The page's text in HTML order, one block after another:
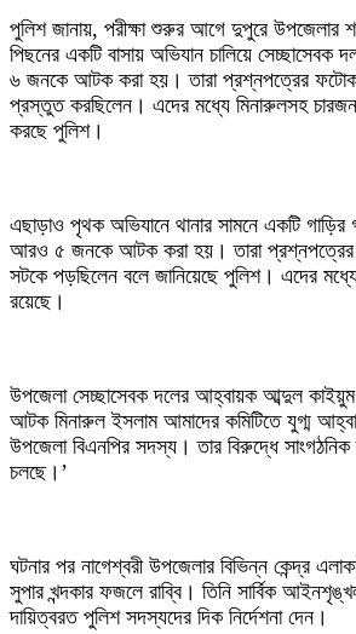
‎পুলিশ জানায়, পরীক্ষা শুরুর আগে দুপুরে উপজেলার
পিছনের একটি বাসায় অভিযান চালিয়ে সেচ্ছাসেবক
৬ জনকে আটক করা হয়। তারা প্রশ্নপত্রের
প্রস্তুত করছিলেন। এদের মধ্যে মিনারুলসহ
করছে পুলিশ।
‎এছাড়াও পৃথক অভিযানে থানার সামনে একটি
আরও ৫ জনকে আটক করা হয়। তারা
সটকে পড়ছিলেন বলে জানিয়েছে পুলিশ। এদের
রয়েছে।
‎উপজেলা সেচ্ছাসেবক দলের আহ্বায়ক আব্দুল
আটক মিনারুল ইসলাম আমাদের কমিটিতে যুগ্ম
উপজেলা বিএনপির সদস্য। তার বিরুদ্ধে
চলছে।’
‎ঘটনার পর নাগেশ্বরী উপজেলার বিভিন্ন কেন্দ্র
সুপার খন্দকার ফজলে রাব্বি। তিনি সার্বিক
দায়িত্বরত পুলিশ সদস্যদের দিক নির্দেশনা দেন।